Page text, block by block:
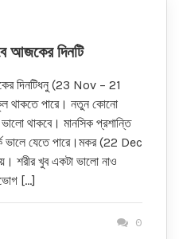
আজকের দিনটি
দিনটিধনু (23 Nov – 21
থাকতে পারে। নতুন কোনো
থাকবে। মানসিক প্রশান্তি
ভালে যেতে পারে।মকর (22 Dec
শরীর খুব একটা ভালো নাও
[…]
0